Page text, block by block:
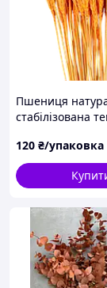
Пшениця
стабілізована
120 ₴/упаковка